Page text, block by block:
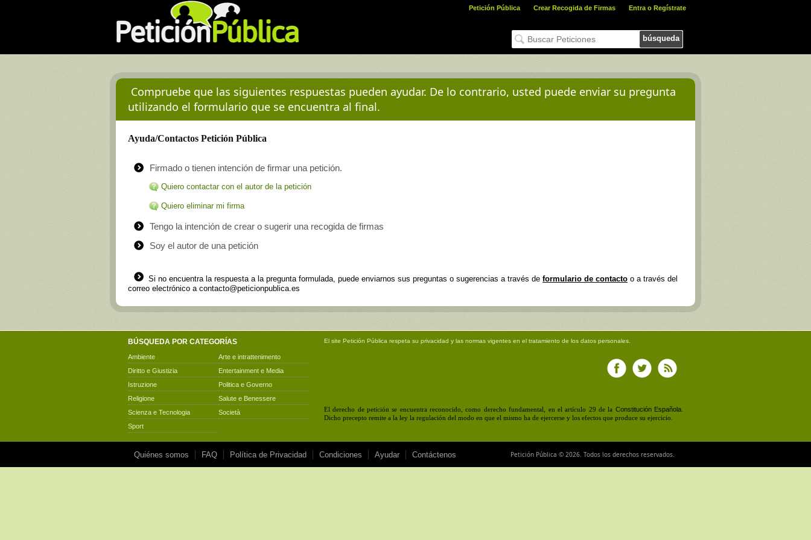
Petición Pública Crear Recogida de Firmas Entra o Regístrate
búsqueda
Compruebe que las siguientes respuestas pueden ayudar. De lo contrario, usted puede enviar su pregunta
utilizando el formulario que se encuentra al final.
Ayuda/Contactos Petición Pública
Firmado o tienen intención de firmar una petición.
Quiero contactar con el autor de la petición
Quiero eliminar mi firma
Tengo la intención de crear o sugerir una recogida de firmas
Soy el autor de una petición
Si no encuentra la respuesta a la pregunta formulada, puede enviarnos sus preguntas o sugerencias a través de formulario de contacto o a través del
correo electrónico a contacto@peticionpublica.es
BÚSQUEDA POR CATEGORÍAS
Ambiente
Arte e intrattenimento
Diritto e Giustizia
Entertainment e Media
Istruzione
Politica e Governo
Religione
Salute e Benessere
Scienza e Tecnologia
Società
Sport
El site Petición Pública respeta su privacidad y las normas vigentes en el tratamiento de los datos personales.
El derecho de petición se encuentra reconocido, como derecho fundamental, en el artículo 29 de la Constitución Española
Dicho precepto remite a la ley la regulación del modo en que el mismo ha de ejercerse y los efectos que produce su ejercicio.
Quiénes somos FAQ Política de Privacidad Condiciones Ayudar Contáctenos Petición Pública © 2026. Todos los derechos reservados.